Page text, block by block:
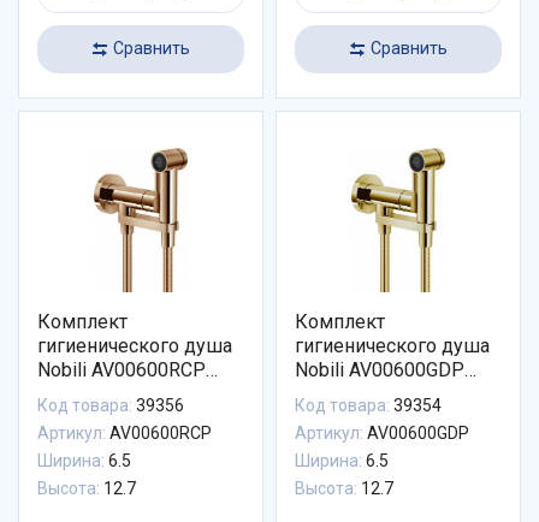
Сравнить Сравнить
Комплект
гигиенического душа
Nobili AV00600RCP
встроенный красное
золото
Код товара: 39356
Артикул: AV00600RCP
Ширина: 6.5
Высота: 12.7
Комплект
гигиенического душа
Nobili AV00600GDP
встроенный золото
Код товара: 39354
Артикул: AV00600GDP
Ширина: 6.5
Высота: 12.7